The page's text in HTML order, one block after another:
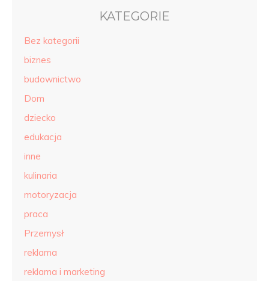
KATEGORIE
Bez kategorii
biznes
budownictwo
Dom
dziecko
edukacja
inne
kulinaria
motoryzacja
praca
Przemysł
reklama
reklama i marketing